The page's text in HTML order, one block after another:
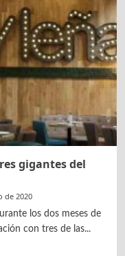
gigantes del
de 2020
los dos meses de
con tres de las...